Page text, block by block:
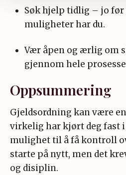
Søk hjelp tidlig – jo før
muligheter har du.
Vær åpen og ærlig om
gjennom hele
Oppsummering
Gjeldsordning kan være
virkelig har kjørt deg fast i
mulighet til å få kontroll
starte på nytt, men det
og disiplin.